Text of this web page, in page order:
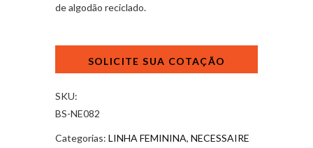
de algodão reciclado.
quantidade
SKU:
BS-NE082
Categorias: LINHA FEMININA, NECESSAIRE